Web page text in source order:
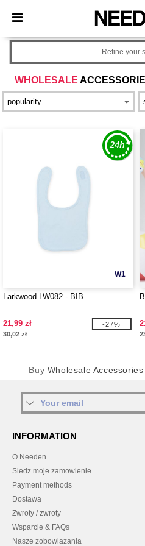
× Aplikacja Needen
Lepsze ceny w aplikacji!
WHOLESALE
Refine your
W1
Larkwood LW082 - BIB
21,99 zł
30,02 zł
-27%
Buy Wholesale
INFORMATION
O Needen
Sledz moje zamowienie
Payment methods
Dostawa
Zwroty / zwroty
Wsparcie & FAQs
Nasze zobowiazania